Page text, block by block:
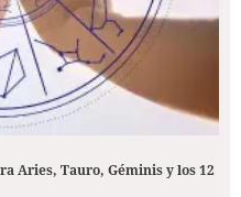
Aries, Tauro, Géminis y los 12